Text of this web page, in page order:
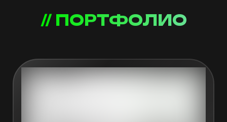
// ПОРТФОЛИО